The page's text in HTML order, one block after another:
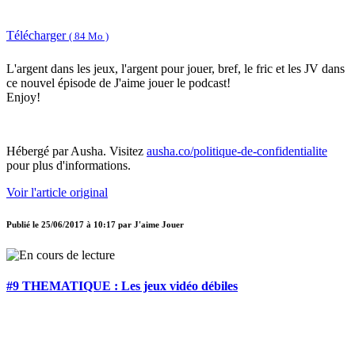
Télécharger ( 84 Mo )
L'argent dans les jeux, l'argent pour jouer, bref, le fric et les JV dans
ce nouvel épisode de J'aime jouer le podcast!
Enjoy!
Hébergé par Ausha. Visitez ausha.co/politique-de-confidentialite
pour plus d'informations.
Voir l'article original
Publié le 25/06/2017 à 10:17 par J'aime Jouer
#9 THEMATIQUE : Les jeux vidéo débiles